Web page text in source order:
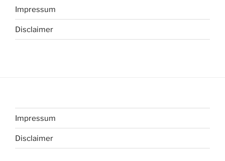
Impressum
Disclaimer
Impressum
Disclaimer